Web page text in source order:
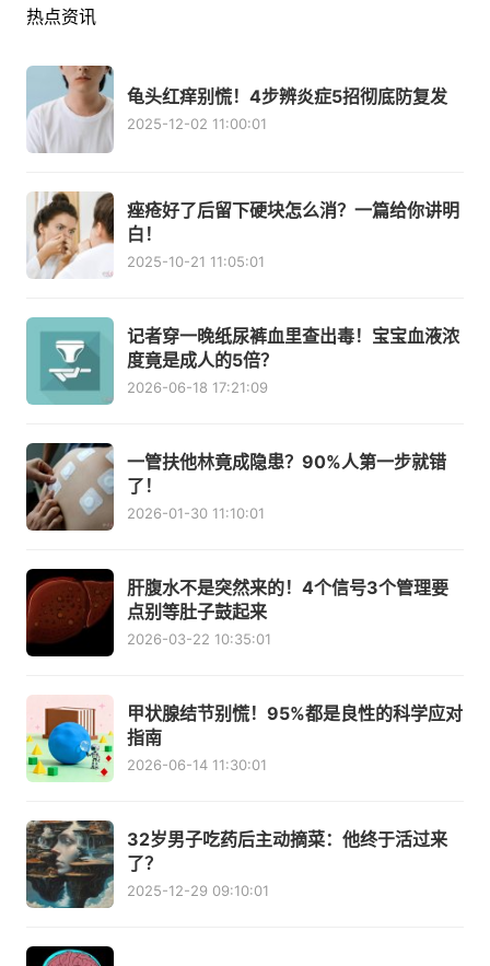
热点资讯
龟头红痒别慌！4步辨炎症5招彻底防复发
2025-12-02 11:00:01
痤疮好了后留下硬块怎么消？一篇给你讲明
白！
2025-10-21 11:05:01
记者穿一晚纸尿裤血里查出毒！宝宝血液浓
度竟是成人的5倍？
2026-06-18 17:21:09
一管扶他林竟成隐患？90%人第一步就错
了！
2026-01-30 11:10:01
肝腹水不是突然来的！4个信号3个管理要
点别等肚子鼓起来
2026-03-22 10:35:01
甲状腺结节别慌！95%都是良性的科学应对
指南
2026-06-14 11:30:01
32岁男子吃药后主动摘菜：他终于活过来
了？
2025-12-29 09:10:01